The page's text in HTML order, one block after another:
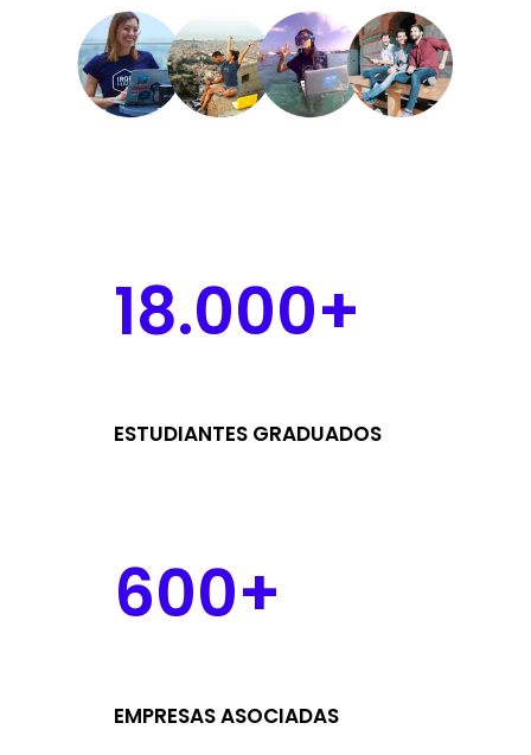
18.000+
ESTUDIANTES GRADUADOS
600+
EMPRESAS ASOCIADAS